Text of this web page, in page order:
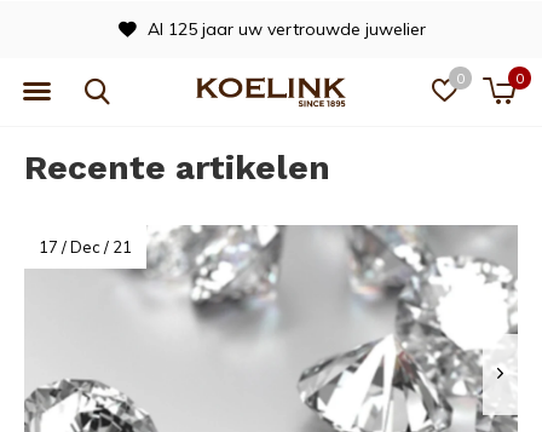
0 0
Al 125 jaar uw vertrouwde juwelier
Recente artikelen
17 / Dec / 21